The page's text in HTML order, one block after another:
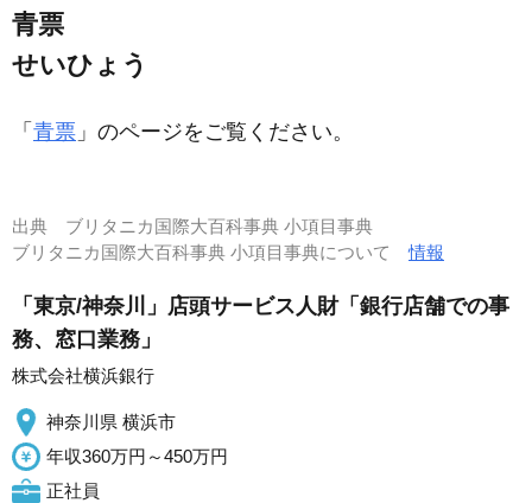
青票
せいひょう
「 青票 」のページをご覧ください。
出典 ブリタニカ国際大百科事典 小項目事典
ブリタニカ国際大百科事典 小項目事典について情報
「東京/神奈川」店頭サービス人財「銀行店舗での事
務、窓口業務」
株式会社横浜銀行
神奈川県 横浜市
年収360万円～450万円
正社員